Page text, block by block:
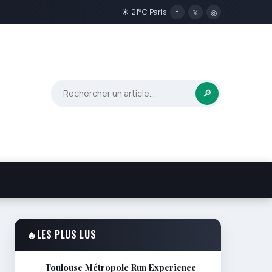
☀ 21°C Paris f 𝕏 ◎
🔎
🔥LES PLUS LUS
Toulouse Métropole Run Experience